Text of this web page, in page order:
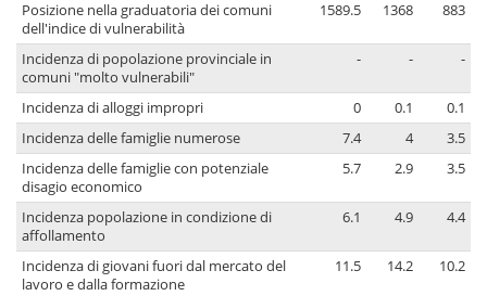
Posizione nella graduatoria dei comuni
dell'indice di vulnerabilità
1589.5 1368 883
Incidenza di popolazione provinciale in
comuni "molto vulnerabili"
- - -
Incidenza di alloggi impropri 0 0.1
0.1
Incidenza delle famiglie numerose
7.4 4
3.5
Incidenza delle famiglie con potenziale
disagio economico
5.7 2.9 3.5
Incidenza popolazione in condizione di
affollamento
6.1 4.9 4.4
Incidenza di giovani fuori dal mercato del
lavoro e dalla formazione
11.5 14.2 10.2